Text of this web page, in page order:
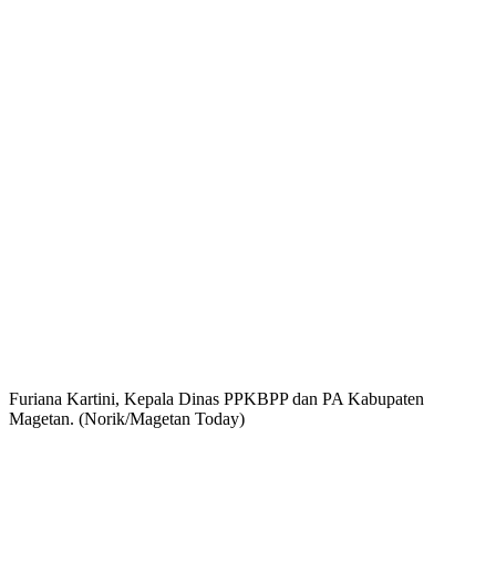
Furiana Kartini, Kepala Dinas PPKBPP dan PA Kabupaten
Magetan. (Norik/Magetan Today)